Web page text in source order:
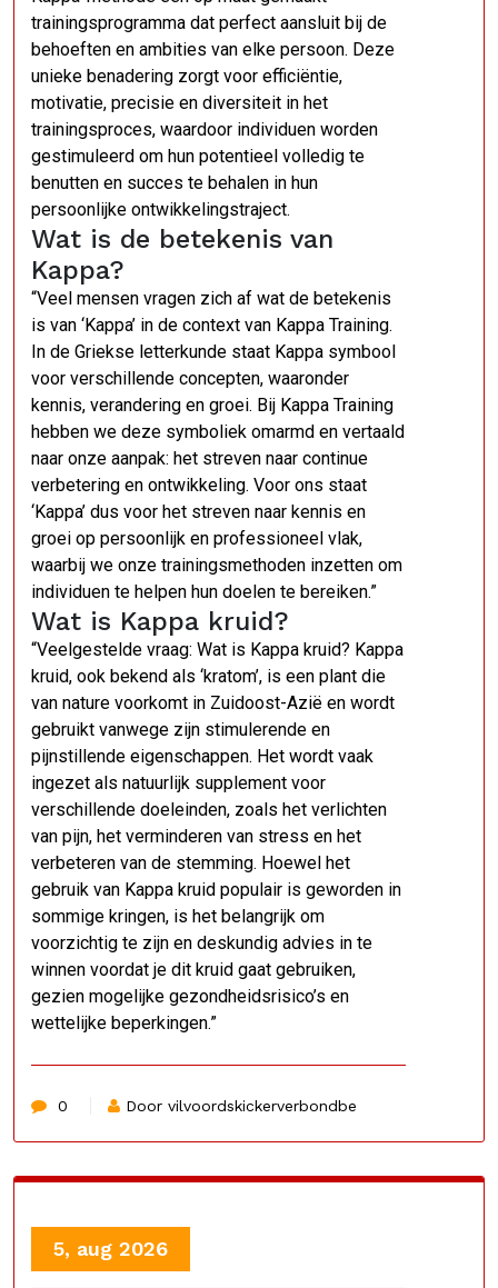
trainingsprogramma dat perfect aansluit bij de
behoeften en ambities van elke persoon. Deze
unieke benadering zorgt voor efficiëntie,
motivatie, precisie en diversiteit in het
trainingsproces, waardoor individuen worden
gestimuleerd om hun potentieel volledig te
benutten en succes te behalen in hun
persoonlijke ontwikkelingstraject.
Wat is de betekenis van
Kappa?
“Veel mensen vragen zich af wat de betekenis
is van ‘Kappa’ in de context van Kappa Training.
In de Griekse letterkunde staat Kappa symbool
voor verschillende concepten, waaronder
kennis, verandering en groei. Bij Kappa Training
hebben we deze symboliek omarmd en vertaald
naar onze aanpak: het streven naar continue
verbetering en ontwikkeling. Voor ons staat
‘Kappa’ dus voor het streven naar kennis en
groei op persoonlijk en professioneel vlak,
waarbij we onze trainingsmethoden inzetten om
individuen te helpen hun doelen te bereiken.”
Wat is Kappa kruid?
“Veelgestelde vraag: Wat is Kappa kruid? Kappa
kruid, ook bekend als ‘kratom’, is een plant die
van nature voorkomt in Zuidoost-Azië en wordt
gebruikt vanwege zijn stimulerende en
pijnstillende eigenschappen. Het wordt vaak
ingezet als natuurlijk supplement voor
verschillende doeleinden, zoals het verlichten
van pijn, het verminderen van stress en het
verbeteren van de stemming. Hoewel het
gebruik van Kappa kruid populair is geworden in
sommige kringen, is het belangrijk om
voorzichtig te zijn en deskundig advies in te
winnen voordat je dit kruid gaat gebruiken,
gezien mogelijke gezondheidsrisico’s en
wettelijke beperkingen.”
0 Door vilvoordskickerverbondbe
5, aug 2026